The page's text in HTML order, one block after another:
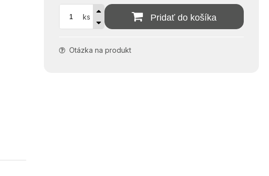
ks Pridať do košíka
Otázka na produkt